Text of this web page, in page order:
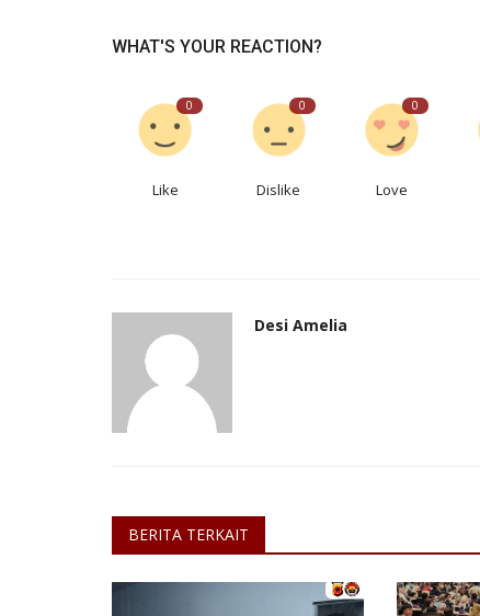
WHAT'S YOUR REACTION?
0
Like
0
Dislike
0
Love
Desi Amelia
BERITA TERKAIT